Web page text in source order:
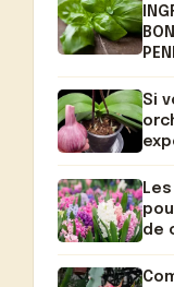
Si
de